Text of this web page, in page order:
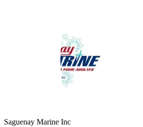
Saguenay Marine Inc